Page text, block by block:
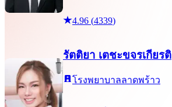
4.96 (4339)
รัตติยา เตชะขจรเกียรติ
โรงพยาบาลลาดพร้าว